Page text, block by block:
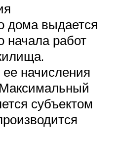
дома выдается
начала работ
начисления
субъектом